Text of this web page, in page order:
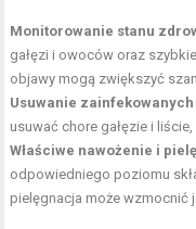
Monitorowanie stanu
gałęzi i owoców oraz
objawy mogą zwiększyć
Usuwanie
usuwać chore gałęzie i
Właściwe nawożenie i
odpowiedniego poziomu
pielęgnacja może wzmocnić